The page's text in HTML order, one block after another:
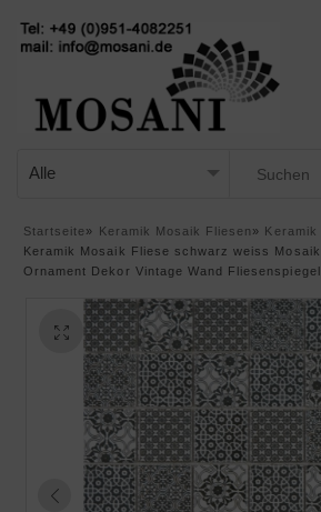
Startseite » Keramik Mosaik Fliesen » Keramik
Keramik Mosaik Fliese schwarz weiss
Ornament Dekor Vintage Wand